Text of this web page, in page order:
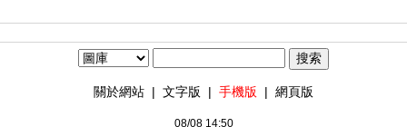
關於網站 | 文字版 | 手機版 | 網頁版
08/08 14:50